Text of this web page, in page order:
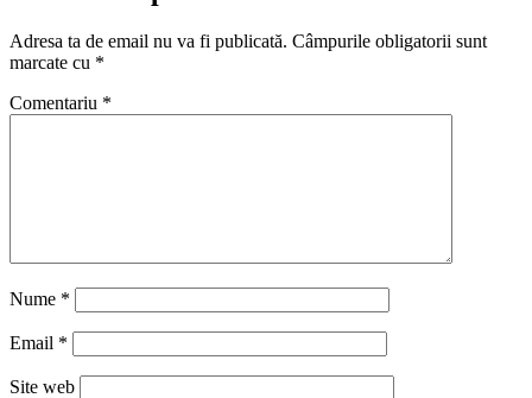
Adresa ta de email nu va fi publicată. Câmpurile obligatorii sunt
marcate cu *
Comentariu *
Nume *
Email *
Site web